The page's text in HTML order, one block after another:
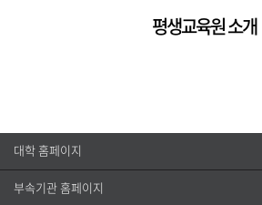
평생교육원 소개
대학 홈페이지
부속기관 홈페이지